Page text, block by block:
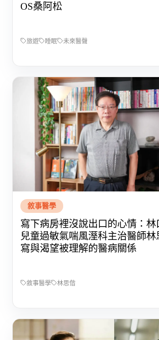
OS桑阿松
旅遊 睡眠 未來醫聲
敘事醫學
寫下病房裡沒說出口的心情：林
兒童過敏氣喘風溼科主治醫師
寫與渴望被理解的醫病關係
敘事醫學 林思偕